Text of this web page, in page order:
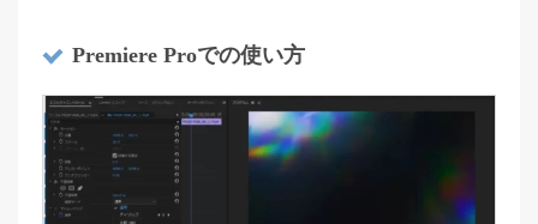
Premiere Proでの使い方